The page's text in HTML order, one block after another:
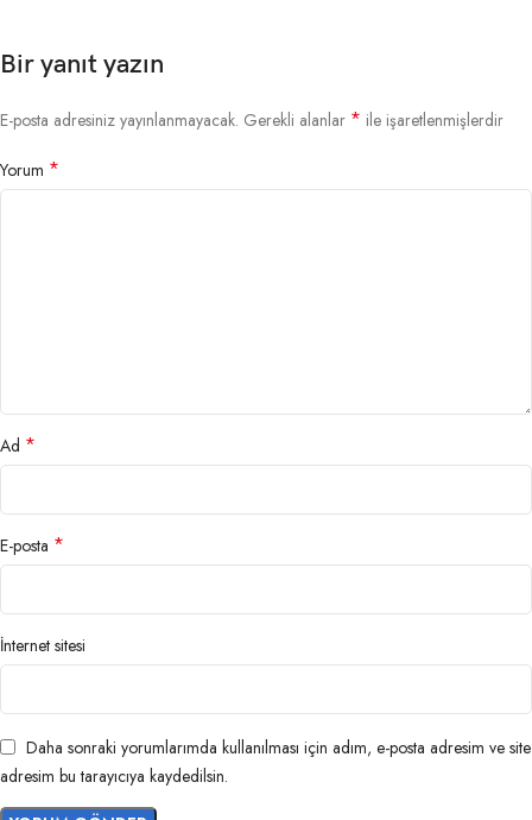
Bir yanıt yazın
E-posta adresiniz yayınlanmayacak. Gerekli alanlar * ile işaretlenmişlerdir
Yorum *
Ad *
E-posta *
İnternet sitesi
Daha sonraki yorumlarımda kullanılması için adım, e-posta adresim ve site
adresim bu tarayıcıya kaydedilsin.